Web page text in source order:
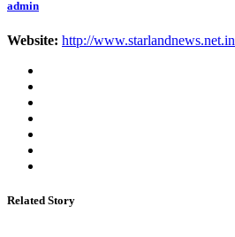
admin
Website: http://www.starlandnews.net.in
Related Story